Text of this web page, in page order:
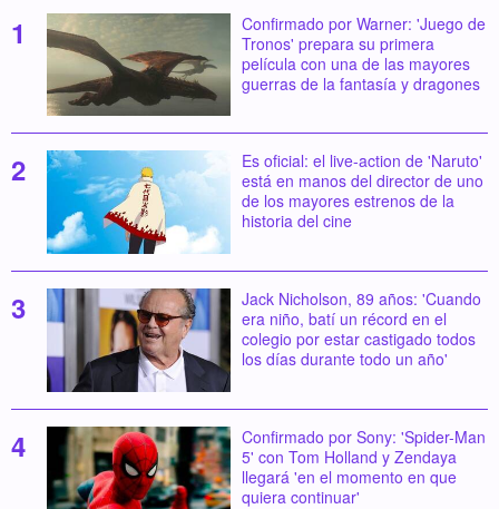
Confirmado por Warner: 'Juego de
Tronos' prepara su primera
película con una de las mayores
guerras de la fantasía y dragones
Es oficial: el live-action de 'Naruto'
está en manos del director de uno
de los mayores estrenos de la
historia del cine
Jack Nicholson, 89 años: 'Cuando
era niño, batí un récord en el
colegio por estar castigado todos
los días durante todo un año'
Confirmado por Sony: 'Spider-Man
5' con Tom Holland y Zendaya
llegará 'en el momento en que
quiera continuar'